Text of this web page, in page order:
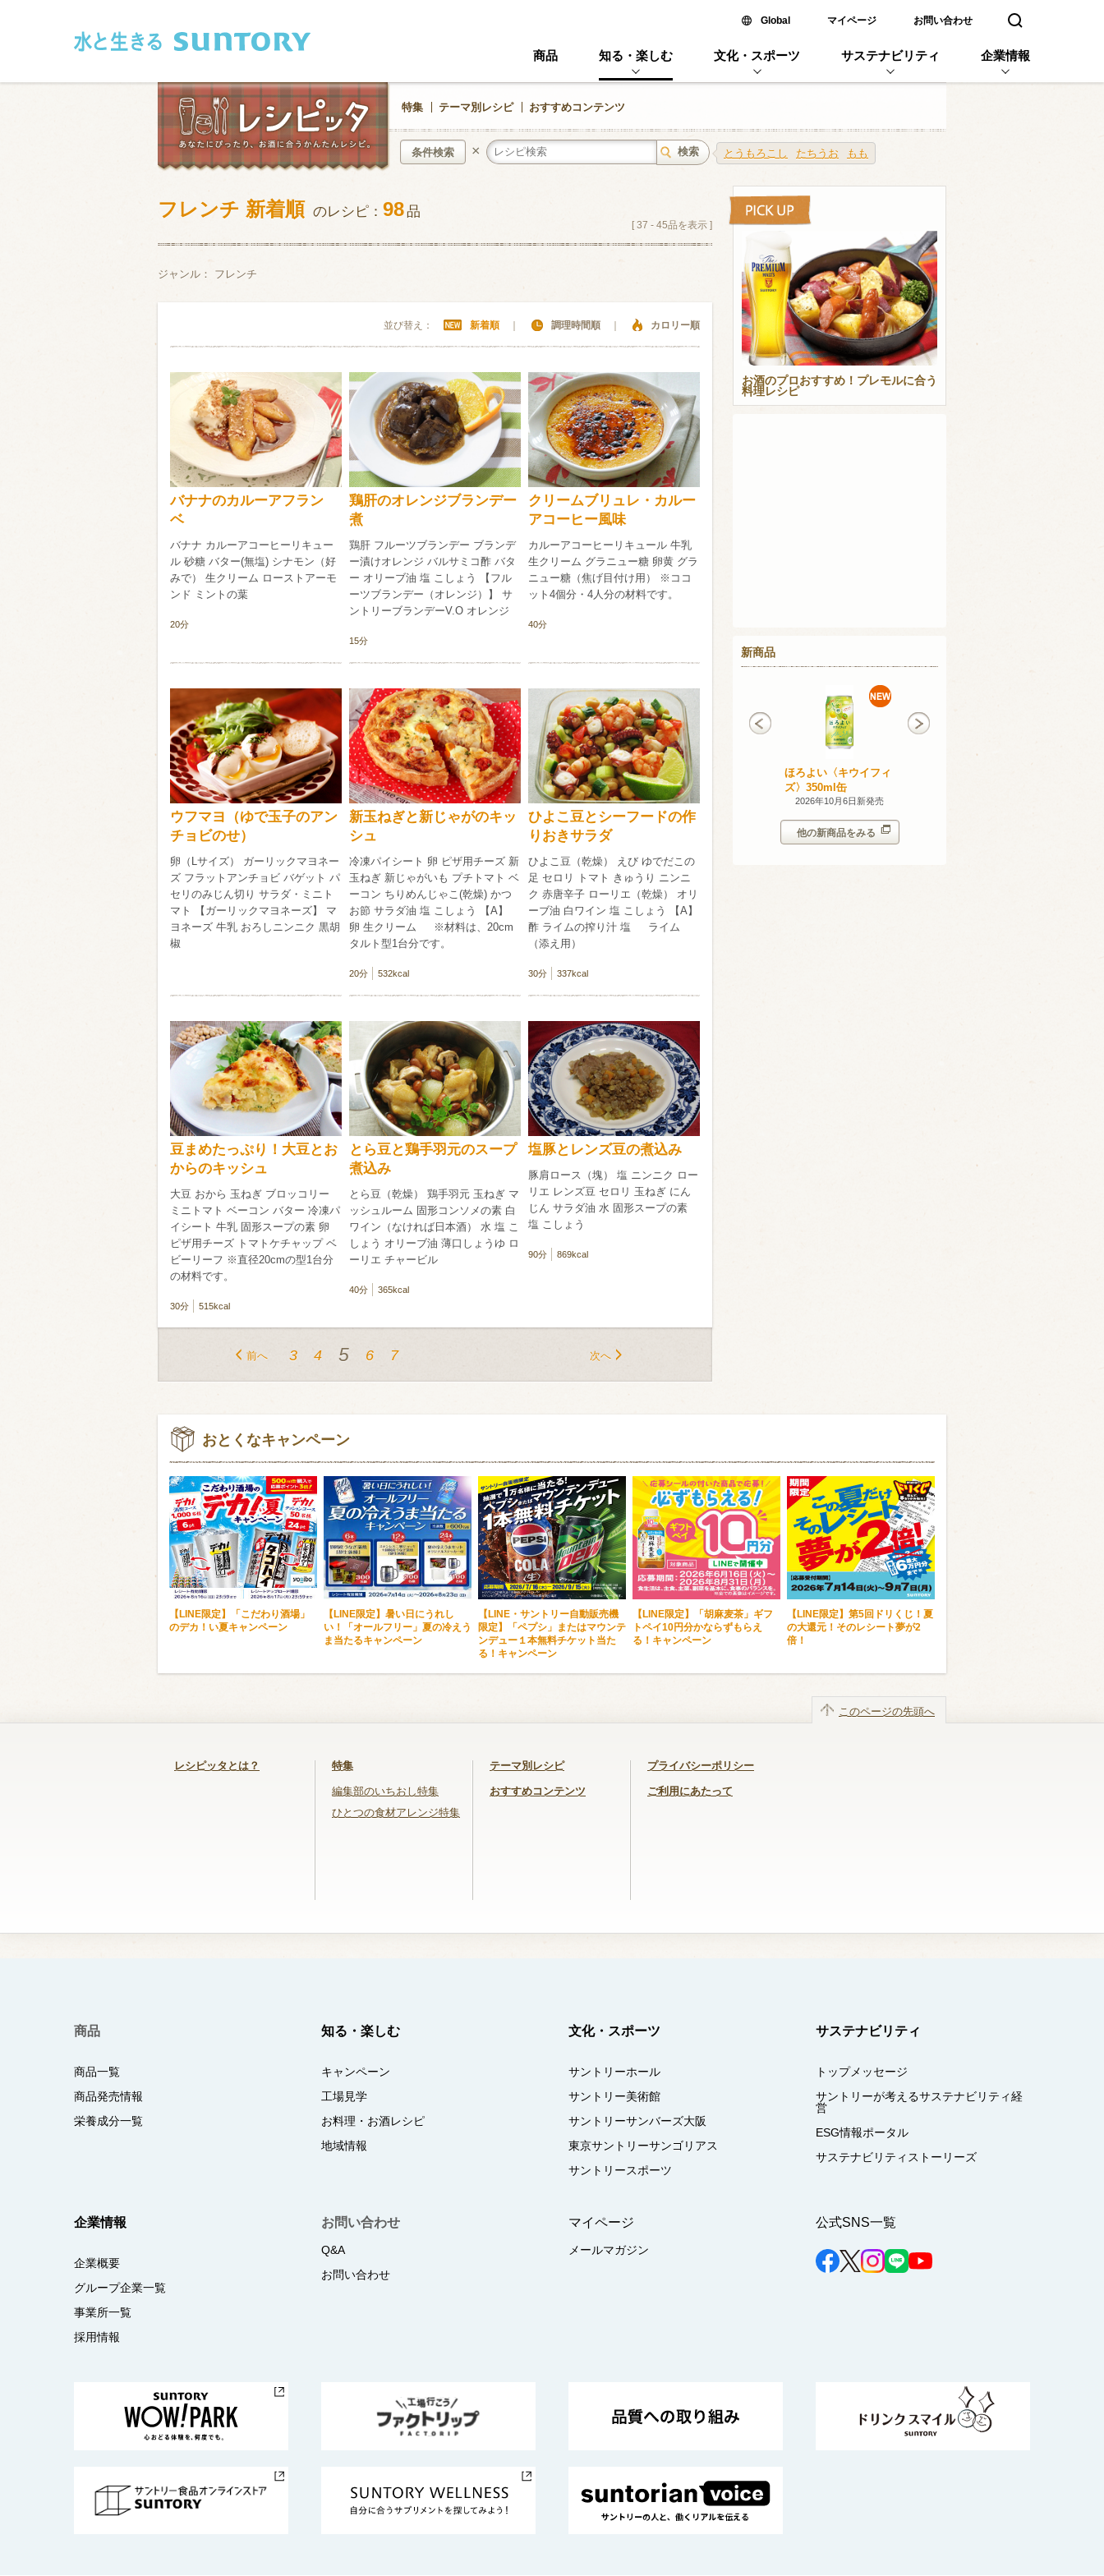
Global新しいウィンドウで開く
マイページ お問い合わせ 検索窓を開く
商品 知る・楽しむ 文化・スポーツ サステナビリティ 企業情報
特集 テーマ別レシピ おすすめコンテンツ
とうもろこし たちうお もも
条件検索 ×
和食 洋食
フレンチ アジア・エスニック その他・創作料理 スイーツ
類・穀物
ビール ハイボール（ウイスキー） ウイスキー・ブランデー 焼酎
赤ワイン 白ワイン
検索
フレンチ 新着順 のレシピ： 98品
[37 - 45品を表示 ]
ジャンル： フレンチ
並び替え： 新着順 調理時間順 カロリー順
バナナのカルーアフラン
ベ
バナナ カルーアコーヒーリキュー
ル 砂糖 バター(無塩) シナモン（好
みで） 生クリーム ローストアーモ
ンド ミントの葉
20分
鶏肝のオレンジブランデー
煮
鶏肝 フルーツブランデー ブランデ
ー漬けオレンジ バルサミコ酢 バタ
ー オリーブ油 塩 こしょう 【フル
ーツブランデー（オレンジ）】 サ
ントリーブランデーV.O オレンジ
15分
クリームブリュレ・カルー
アコーヒー風味
カルーアコーヒーリキュール 牛乳
生クリーム グラニュー糖 卵黄 グラ
ニュー糖（焦げ目付け用） ※ココ
ット4個分・4人分の材料です。
40分
ウフマヨ（ゆで玉子のアン
チョビのせ）
卵（Lサイズ） ガーリックマヨネー
ズ フラットアンチョビ バゲット パ
セリのみじん切り サラダ・ミニト
マト 【ガーリックマヨネーズ】 マ
ヨネーズ 牛乳 おろしニンニク 黒胡
椒
新玉ねぎと新じゃがのキッ
シュ
冷凍パイシート 卵 ピザ用チーズ 新
玉ねぎ 新じゃがいも プチトマト ベ
ーコン ちりめんじゃこ(乾燥) かつ
お節 サラダ油 塩 こしょう 【A】
卵 生クリーム ※材料は、20cm
タルト型1台分です。
20分 532kcal
ひよこ豆とシーフードの作
りおきサラダ
ひよこ豆（乾燥） えび ゆでだこの
足 セロリ トマト きゅうり ニンニ
ク 赤唐辛子 ローリエ（乾燥） オリ
ーブ油 白ワイン 塩 こしょう 【A】
酢 ライムの搾り汁 塩 ライム
（添え用）
30分 337kcal
豆まめたっぷり！大豆とお
からのキッシュ
大豆 おから 玉ねぎ ブロッコリー
ミニトマト ベーコン バター 冷凍パ
イシート 牛乳 固形スープの素 卵
ピザ用チーズ トマトケチャップ ベ
ビーリーフ ※直径20cmの型1台分
の材料です。
30分 515kcal
とら豆と鶏手羽元のスープ
煮込み
とら豆（乾燥） 鶏手羽元 玉ねぎ マ
ッシュルーム 固形コンソメの素 白
ワイン（なければ日本酒） 水 塩 こ
しょう オリーブ油 薄口しょうゆ ロ
ーリエ チャービル
40分 365kcal
塩豚とレンズ豆の煮込み
豚肩ロース（塊） 塩 ニンニク ロー
リエ レンズ豆 セロリ 玉ねぎ にん
じん サラダ油 水 固形スープの素
塩 こしょう
90分 869kcal
前へ 次へ
3 4 5 6 7
お酒のプロおすすめ！プレモルに合う
料理レシピ
新商品
ほろよい〈キウイフィ
ズ〉350ml缶
2026年10月6日新発売
酸化防止剤無添加のお
いしいワイン。スパー
クリング 〈シークヮー
サー＆レモン〉350ml
2026年7月7日新発売
他の新商品をみる
おとくなキャンペーン
【LINE限定】「こだわり酒場」
のデカ！い夏キャンペーン
【LINE限定】暑い日にうれし
い！「オールフリー」夏の冷えう
ま当たるキャンペーン
【LINE・サントリー自動販売機
限定】「ペプシ」またはマウンテ
ンデュー１本無料チケット当た
る！キャンペーン
【LINE限定】「胡麻麦茶」ギフ
トペイ10円分かならずもらえ
る！キャンペーン
【LINE限定】第5回ドリくじ！夏
の大還元！そのレシート夢が2
倍！
レシピッタとは？ 特集
編集部のいちおし特集
ひとつの食材アレンジ特集
テーマ別レシピ
おすすめコンテンツ
プライバシーポリシー
ご利用にあたって
このページの先頭へ
商品
商品一覧
商品発売情報
栄養成分一覧
知る・楽しむ
キャンペーン
工場見学
お料理・お酒レシピ
地域情報
文化・スポーツ
サントリーホール
サントリー美術館
サントリーサンバーズ大阪
東京サントリーサンゴリアス
サントリースポーツ
サステナビリティ
トップメッセージ
サントリーが考えるサステナビリティ経
営
ESG情報ポータル
サステナビリティストーリーズ
企業情報
企業概要
グループ企業一覧
事業所一覧
採用情報
お問い合わせ
Q&A
お問い合わせ
マイページ
メールマガジン
公式SNS一覧